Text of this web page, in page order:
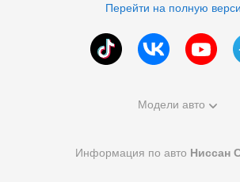
Перейти на полную
Модели авто
Информация по авто Ниссан